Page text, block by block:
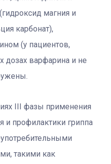
магния и
карбонат),
(у пациентов,
дозах варфарина и не
III фазы применения
и профилактики гриппа
такими как